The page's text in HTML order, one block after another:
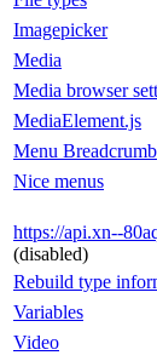
Imagepicker
Media
Media browser
MediaElement.js
Menu Breadcrumb
Nice menus
https://api.xn--
(disabled)
Rebuild type
Variables
Video